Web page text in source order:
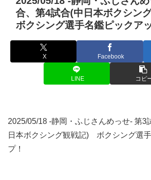
合、第4試合(中日本ボクシン
ボクシング選手名鑑ピックア
X Facebook
LINE コピ
2025/05/18 -静岡・ふじさんめっせ- 第3
日本ボクシング観戦記) ボクシング選
プ！